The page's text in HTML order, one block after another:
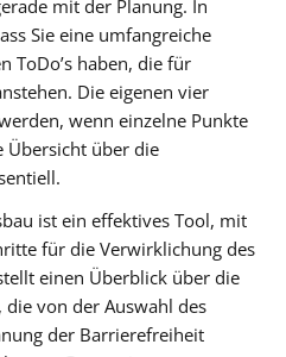
mit der Planung. In
Sie eine umfangreiche
ToDo’s haben, die für
Die eigenen vier
wenn einzelne Punkte
Übersicht über die
ist ein effektives Tool, mit
für die Verwirklichung des
einen Überblick über die
die von der Auswahl des
der Barrierefreiheit